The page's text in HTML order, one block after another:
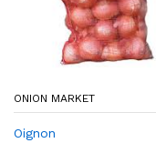
ONION MARKET
Oignon